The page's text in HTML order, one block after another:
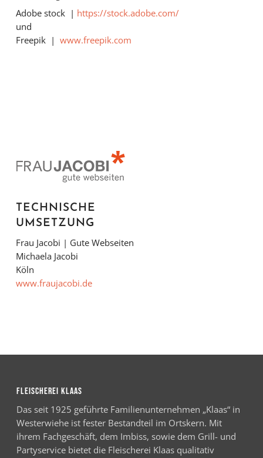
Adobe stock | https://stock.adobe.com/
und
Freepik | www.freepik.com
TECHNISCHE
UMSETZUNG
Frau Jacobi | Gute Webseiten
Michaela Jacobi
Köln
www.fraujacobi.de
FLEISCHEREI KLAAS
Das seit 1925 geführte Familienunternehmen „Klaas“ in
Westerwiehe ist fester Bestandteil im Ortskern. Mit
ihrem Fachgeschäft, dem Imbiss, sowie dem Grill- und
Partyservice bietet die Fleischerei Klaas qualitativ